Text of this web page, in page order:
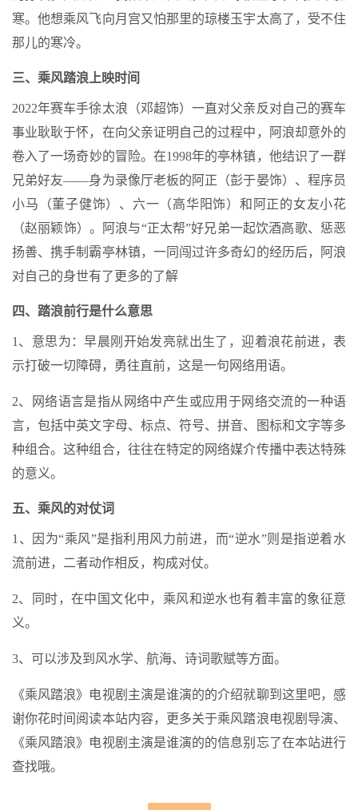
寒。他想乘风飞向月宫又怕那里的琼楼玉宇太高了，受不住
那儿的寒冷。
三、乘风踏浪上映时间
2022年赛车手徐太浪（邓超饰）一直对父亲反对自己的赛车
事业耿耿于怀，在向父亲证明自己的过程中，阿浪却意外的
卷入了一场奇妙的冒险。在1998年的亭林镇，他结识了一群
兄弟好友——身为录像厅老板的阿正（彭于晏饰）、程序员
小马（董子健饰）、六一（高华阳饰）和阿正的女友小花
（赵丽颖饰）。阿浪与“正太帮”好兄弟一起饮酒高歌、惩恶
扬善、携手制霸亭林镇，一同闯过许多奇幻的经历后，阿浪
对自己的身世有了更多的了解
四、踏浪前行是什么意思
1、意思为：早晨刚开始发亮就出生了，迎着浪花前进，表
示打破一切障碍，勇往直前，这是一句网络用语。
2、网络语言是指从网络中产生或应用于网络交流的一种语
言，包括中英文字母、标点、符号、拼音、图标和文字等多
种组合。这种组合，往往在特定的网络媒介传播中表达特殊
的意义。
五、乘风的对仗词
1、因为“乘风”是指利用风力前进，而“逆水”则是指逆着水
流前进，二者动作相反，构成对仗。
2、同时，在中国文化中，乘风和逆水也有着丰富的象征意
义。
3、可以涉及到风水学、航海、诗词歌赋等方面。
《乘风踏浪》电视剧主演是谁演的的介绍就聊到这里吧，感
谢你花时间阅读本站内容，更多关于乘风踏浪电视剧导演、
《乘风踏浪》电视剧主演是谁演的的信息别忘了在本站进行
查找哦。